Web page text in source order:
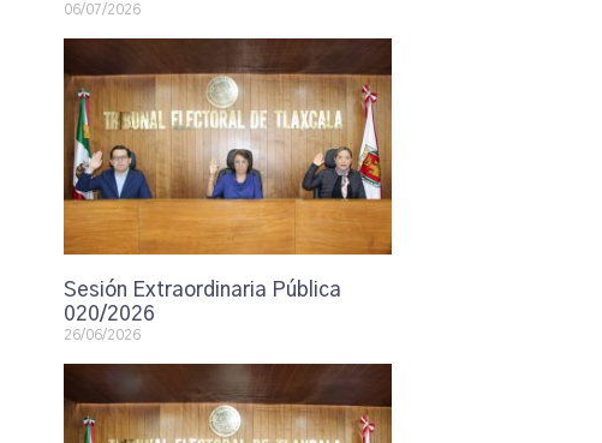
06/07/2026
Sesión Extraordinaria Pública
020/2026
26/06/2026